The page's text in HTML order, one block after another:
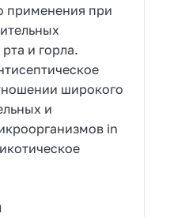
применения при
и горла.
широкого
и
in